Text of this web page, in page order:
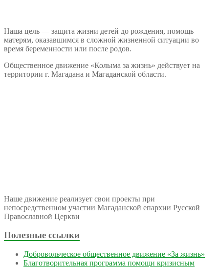
Наша цель — защита жизни детей до рождения, помощь
матерям, оказавшимся в сложной жизненной ситуации во
время беременности или после родов.
Общественное движение «Колыма за жизнь» действует на
территории г. Магадана и Магаданской области.
Наше движение реализует свои проекты при
непосредственном участии Магаданской епархии Русской
Православной Церкви
Полезные ссылки
Добровольческое общественное движение «За жизнь»
Благотворительная программа помощи кризисным